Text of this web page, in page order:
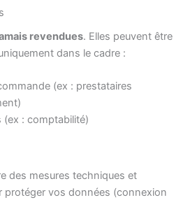
revendues. Elles peuvent être
dans le cadre :
(ex : prestataires
(ex : comptabilité)
des mesures techniques et
protéger vos données (connexion